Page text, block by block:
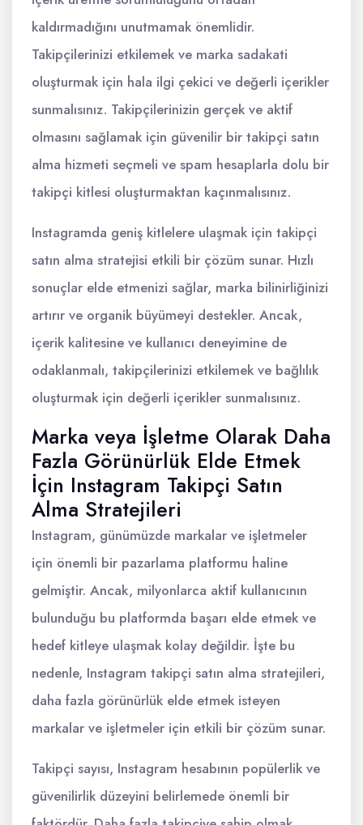
kaldırmadığını unutmamak önemlidir.
Takipçilerinizi etkilemek ve marka sadakati
oluşturmak için hala ilgi çekici ve değerli içerikler
sunmalısınız. Takipçilerinizin gerçek ve aktif
olmasını sağlamak için güvenilir bir takipçi satın
alma hizmeti seçmeli ve spam hesaplarla dolu bir
takipçi kitlesi oluşturmaktan kaçınmalısınız.
Instagramda geniş kitlelere ulaşmak için takipçi
satın alma stratejisi etkili bir çözüm sunar. Hızlı
sonuçlar elde etmenizi sağlar, marka bilinirliğinizi
artırır ve organik büyümeyi destekler. Ancak,
içerik kalitesine ve kullanıcı deneyimine de
odaklanmalı, takipçilerinizi etkilemek ve bağlılık
oluşturmak için değerli içerikler sunmalısınız.
Marka veya İşletme Olarak Daha
Fazla Görünürlük Elde Etmek
İçin Instagram Takipçi Satın
Alma Stratejileri
Instagram, günümüzde markalar ve işletmeler
için önemli bir pazarlama platformu haline
gelmiştir. Ancak, milyonlarca aktif kullanıcının
bulunduğu bu platformda başarı elde etmek ve
hedef kitleye ulaşmak kolay değildir. İşte bu
nedenle, Instagram takipçi satın alma stratejileri,
daha fazla görünürlük elde etmek isteyen
markalar ve işletmeler için etkili bir çözüm sunar.
Takipçi sayısı, Instagram hesabının popülerlik ve
güvenilirlik düzeyini belirlemede önemli bir